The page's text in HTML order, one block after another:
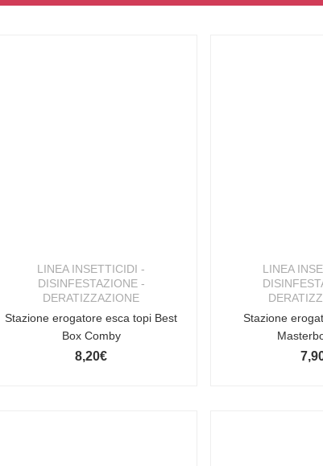
LINEA INSETTICIDI -
DISINFESTAZIONE -
DERATIZZAZIONE
Stazione erogatore esca topi Best
Box Comby
8,20€
LINEA
Stazione